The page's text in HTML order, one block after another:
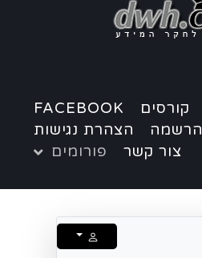
קורסים
FACEBOOK
הרשמה
הצהרת נגישות
צור קשר
פורומים